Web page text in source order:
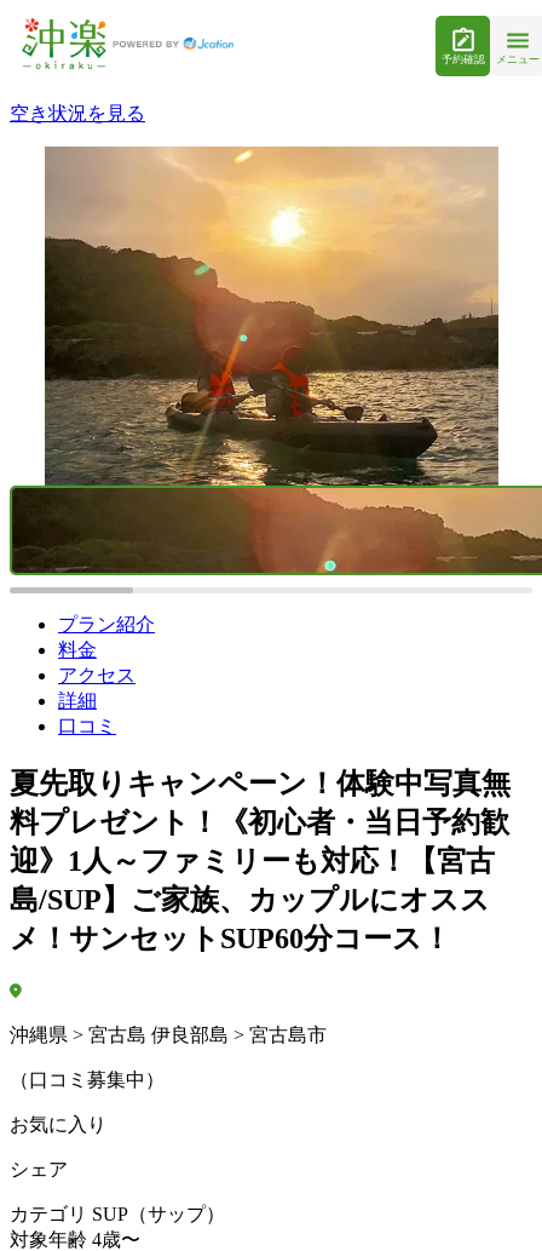
予約確認 メニュー
空き状況を見る
プラン紹介
料金
アクセス
詳細
口コミ
夏先取りキャンペーン！体験中写真無
料プレゼント！《初心者・当日予約歓
迎》1人～ファミリーも対応！【宮古
島/SUP】ご家族、カップルにオスス
メ！サンセットSUP60分コース！
沖縄県 > 宮古島 伊良部島 > 宮古島市
（口コミ募集中）
お気に入り
シェア
カテゴリ SUP（サップ）
対象年齢 4歳〜